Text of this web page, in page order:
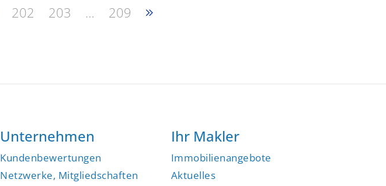
202 203 … 209
Unternehmen
Kundenbewertungen
Netzwerke, Mitgliedschaften
Ihr Makler
Immobilienangebote
Aktuelles